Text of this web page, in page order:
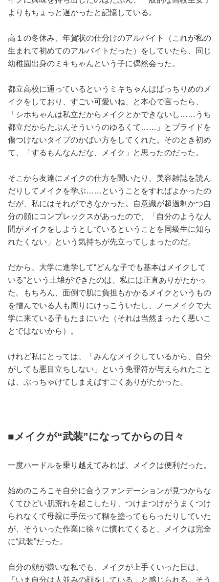
よりもちょっと遅かったと記憶している。
高１の冬休み、年賀状の仕分けのアルバイト（これが私の
生まれて初めてのアルバイトだった）をしていたら、同じ
幼稚園出身のミキちゃんという子に偶然会った。
都立高校に通っているというミキちゃんはばっちりめのメ
イクをしており、すごい可愛いね、と本心で言ったら、
「シホちゃんは私立だからメイクとかできないし……うち
都立だからたぶんそういうのゆるくて……」とプライドを
傷つけないタイプのかばい方をしてくれた。そのとき初め
て、「するもんなんだな、メイク」と思ったのだった。
そこから友達にメイクの仕方を聞いたり、美容雑誌を読ん
だりしてメイクを学ぶ……ということをすればよかったの
だが、私にはそれができなかった。自意識が超過剰かつ自
分の顔にコンプレックスがあったので、「自分のような人
間がメイクをしようとしているということを同級生に知ら
れたくない」という気持ちが先立ってしまったのだ。
だから、大学に進学して“どんな子でも基本はメイクして
いる”という土壌ができたのは、私には正直ありがたかっ
た。もちろん、面倒で肌に負担もかかるメイクというもの
を憎んでいる人も周りにけっこういたし、ノーメイクで大
学に来ている子もたまにいた（それは当然まったく悪いこ
とではないから）。
けれど私にとっては、「みんなメイクしているから、自分
がしても悪目立ちしない」という免罪符が与えられたこと
は、ぶっちゃけてしまえばすごくありがたかった。
■メイクが“武装”になってからの日々
一度ハードルを乗り越えてみれば、メイクは便利だった。
始めのころこそ自分に合うファンデーションが見つからな
くてひどい肌荒れを起こしたり、つけまつげがうまくつけ
られなくて母親に手伝って糊を塗ってもらったりしていた
が、そういった作業に徐々に慣れてくると、メイクは完全
に“武装”だった。
自分の顔が嫌いな私でも、メイクが上手くいった日は、
「いま自分は人並みの顔をしている」と感じられる。そう